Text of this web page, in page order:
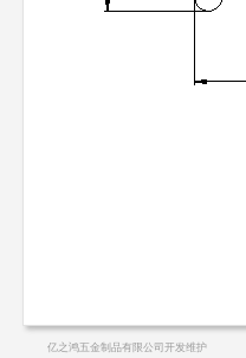
亿之鸿五金制品有限公司开发维护